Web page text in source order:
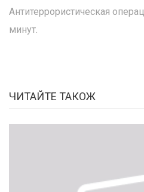
Антитеррористическая
минут.
ЧИТАЙТЕ ТАКОЖ